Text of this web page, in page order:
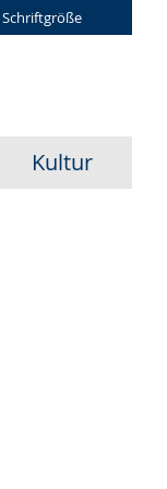
Schriftgröße
Kultur